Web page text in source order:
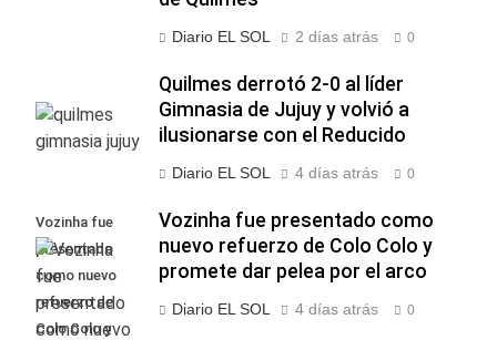
Diario EL SOL 2 días atrás 0
Quilmes derrotó 2-0 al líder
Gimnasia de Jujuy y volvió a
ilusionarse con el Reducido
Diario EL SOL 4 días atrás 0
Vozinha fue
presentado
como nuevo
refuerzo de
Colo Colo y
Vozinha fue presentado como
nuevo refuerzo de Colo Colo y
promete dar pelea por el arco
Diario EL SOL 4 días atrás 0